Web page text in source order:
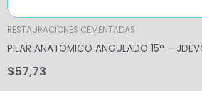
RESTAURACIONES CEMENTADAS
PILAR ANATOMICO ANGULADO 15° –
$57,73